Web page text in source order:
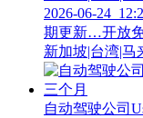
2026-06-
期更新…开放
新加坡|台湾|
自动驾驶公司